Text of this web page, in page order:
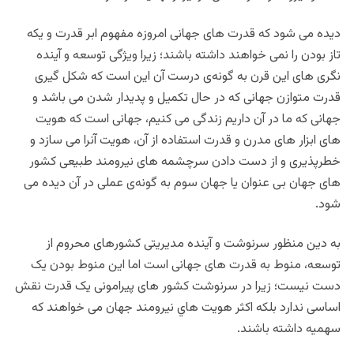
دیده می شود كه قدرت های جهانی امروزه مفهوم ابر قدرت و یکه
تاز بودن را نمی خواهند داشته باشند؛ زیرا ویژگی توسعه و آینده
نگری های این قرن به گونه‌ی درست آن این است که شکل گیری
قدرت متوازن جهانی که در حال تکمیل و پدیدار شدن می باشد و
جهانی که ما در آن داریم زندگی می کنیم، جهانی است که هویت
های ابزار های مدرن و قدرت استفاده از آن، هویت آنرا می سازد و
خطرپذیری و از دست دادن سرچشمه های نیرومند طبيعی کشور
های جهان بی عنوان یا جهان سوم به گونه‌ی عملی در آن دیده می
شود.
به دین منظور سرنوشت و آينده مدیریتی کشورهای محروم از
توسعه، منوط به قدرت های جهانی است اما این منوط بودن یک
دست نیست؛ زیرا در سرنوشت کشور های پیرامونی یک قدرت نقش
اساسی ندارد بلكه اكثر هویت هاي نیرومند جهان می خواهند که
سهمیه داشته باشند.